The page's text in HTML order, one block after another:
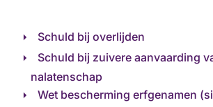
Schuld bij overlijden
Schuld bij zuivere aanvaarding
nalatenschap
Wet bescherming erfgenamen